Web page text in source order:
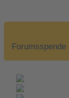
Forumsspende